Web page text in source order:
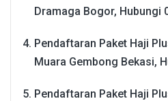
Dramaga Bogor, Hubungi
Pendaftaran Paket Haji
Muara Gembong Bekasi,
Pendaftaran Paket Haji